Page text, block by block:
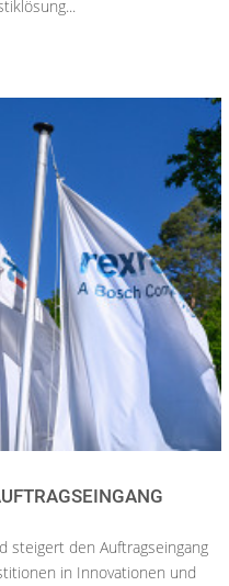
steigert den Auftragseingang
in Innovationen und